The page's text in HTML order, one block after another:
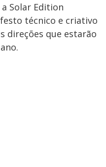
Solar Edition
técnico e criativo
direções que estarão